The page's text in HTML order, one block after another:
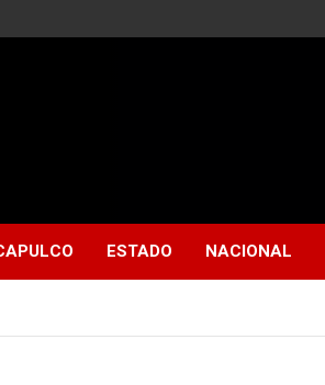
ESTADO NACIONAL